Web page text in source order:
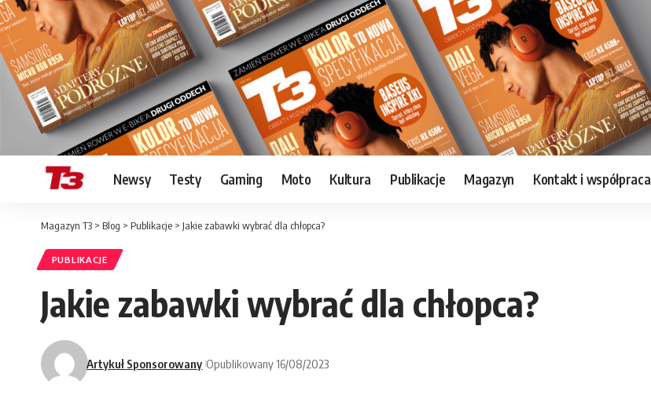
Newsy Testy Gaming Moto Kultura Publikacje Magazyn Kontakt i współpraca
Magazyn T3 > Blog > Publikacje > Jakie zabawki wybrać dla chłopca?
PUBLIKACJE
Jakie zabawki wybrać dla chłopca?
Artykuł Sponsorowany Opublikowany 16/08/2023